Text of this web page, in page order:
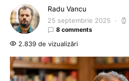
Radu Vancu
25 septembrie 2025
8 comments
2.839 de vizualizări